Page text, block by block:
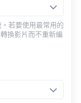
若要使用最常用的
換影片而不重新編